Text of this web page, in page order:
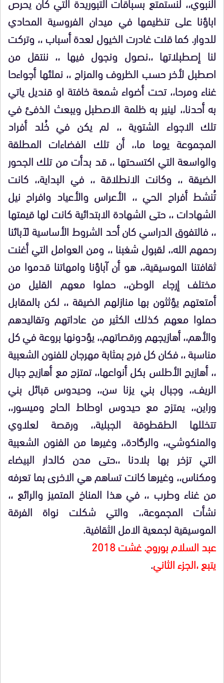
اباؤنا على تنظيمها في ميدان الفروسية المحادي
للدوار. كما قلت غادرت الخيول لعدة أسباب ،، وتركت
لنا إصطبلاتها ،،نصول ونجول فيها ،، ننتقل من
اصطبل لأخر حسب الظروف والمزاج ،، نملئها أجواءحا
غناء ومرحا،، تحت أضواء شمعة خافتة او قنديل ياتي
به أحدنا،، لينير به ظلمة الاصطبل ويبعث الذفئ في
تلك الاجواء الشتوية ،، لم يكن في خُلد أفراد
المجموعة يوما ما،، أن تلك الفضاءات المطلقة
والواسعة التي اكتسحتها ،، قد بدأت من تلك الجحور
الضيقة ،، وكانت الانطلاقة ،، في البداية،، كانت
تُنشط أفراح الحي ،، الأعراس والأعياد وافراح نيل
الشهادات ،، حتى الشهادة الابتدائية كانت لها قيمتها
،، فالتفوق الدراسي كان أحد الشروط الأساسية لآبائنا
رحمهم الله،، لقبول شغبنا ،، ومن العوامل التي أغنت
ثقافتنا الموسيقية،، هو أن آباؤنا وامهاتنا قدموا من
مختلف إرجاء الوطن،، حملوا معهم القليل من
أمتعتهم يؤثثون بها منازلهم الضيقة ،، لكن بالمقابل
حملوا معهم كذلك الكثير من عاداتهم وتقاليدهم
والأهم،، أهازيجهم ورقصاتهم،، يؤدونها بروعة في كل
مناسبة ،، فكان كل فرح بمثابة مهرجان للفنون الشعبية
،، أهازيج الأطلس بكل أنواعها،، تمتزج مع أهازيج جبال
الريف،، وجبال بني يزنا سن،، وحيدوس قبائل بني
وراين،، يمتزج مع حيدوس اوطاط الحاج وميسور،،
تتخللها الطقطوقة الجبلية،، ورقصة لعلاوي
والمنكوشي،، والرگادة،، وغيرها من الفنون الشعبية
التي تزخر بها بلادنا ،،حتى مدن كالدار البيضاء
ومكناس،، وغيرها كانت تساهم هي الاخرى بما تعرفه
من غناء وطرب ،، في هذا المناخ المتميز والرائع ،،
نشأت المجموعة،، والتي شكلت نواة الفرقة
الموسيقية لجمعية الامل الثقافية.
عبد السلام بوروح. غشت 2018
يتبع ،الجزء الثاني.